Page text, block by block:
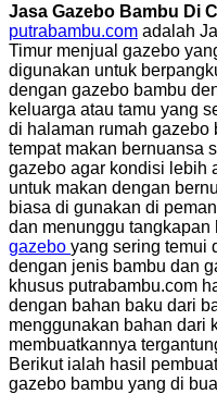
Jasa Gazebo Bambu Di
putrabambu.com adalah
Timur menjual gazebo
digunakan untuk
dengan gazebo bambu
keluarga atau tamu yang
di halaman rumah gazebo
tempat makan bernuansa
gazebo agar kondisi lebih
untuk makan dengan
biasa di gunakan di
dan menunggu
gazebo yang sering temui
dengan jenis bambu dan
khusus putrabambu.com
dengan bahan baku dari
menggunakan bahan dari
membuatkannya
Berikut ialah hasil
gazebo bambu yang di